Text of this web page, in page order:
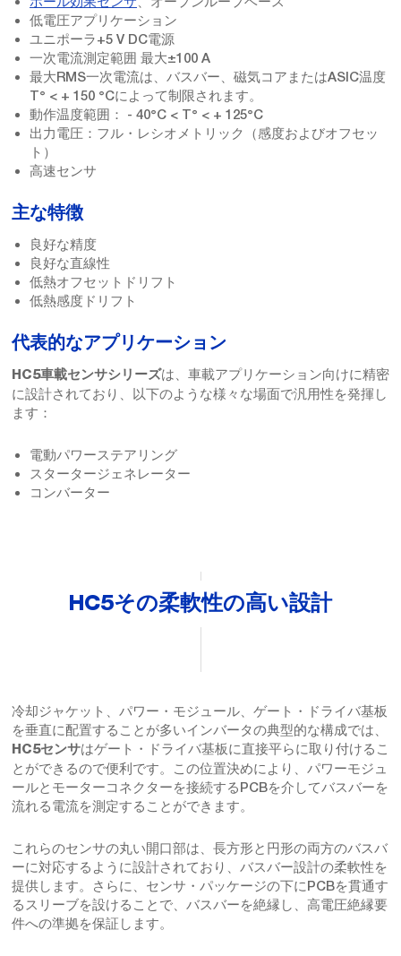
低電圧アプリケーション
ユニポーラ+5 V DC電源
一次電流測定範囲 最大±100 A
最大RMS一次電流は、バスバー、磁気コアまたはASIC温度
T° < + 150 °Cによって制限されます。
動作温度範囲： - 40°C < T° < + 125°C
出力電圧：フル・レシオメトリック（感度およびオフセッ
ト）
高速センサ
主な特徴
良好な精度
良好な直線性
低熱オフセットドリフト
低熱感度ドリフト
代表的なアプリケーション
HC5車載センサシリーズは、車載アプリケーション向けに精密
に設計されており、以下のような様々な場面で汎用性を発揮し
ます：
電動パワーステアリング
スタータージェネレーター
コンバーター
HC5その柔軟性の高い設計
冷却ジャケット、パワー・モジュール、ゲート・ドライバ基板
を垂直に配置することが多いインバータの典型的な構成では、
HC5センサはゲート・ドライバ基板に直接平らに取り付けるこ
とができるので便利です。この位置決めにより、パワーモジュ
ールとモーターコネクターを接続するPCBを介してバスバーを
流れる電流を測定することができます。
これらのセンサの丸い開口部は、長方形と円形の両方のバスバ
ーに対応するように設計されており、バスバー設計の柔軟性を
提供します。さらに、センサ・パッケージの下にPCBを貫通す
るスリーブを設けることで、バスバーを絶縁し、高電圧絶縁要
件への準拠を保証します。